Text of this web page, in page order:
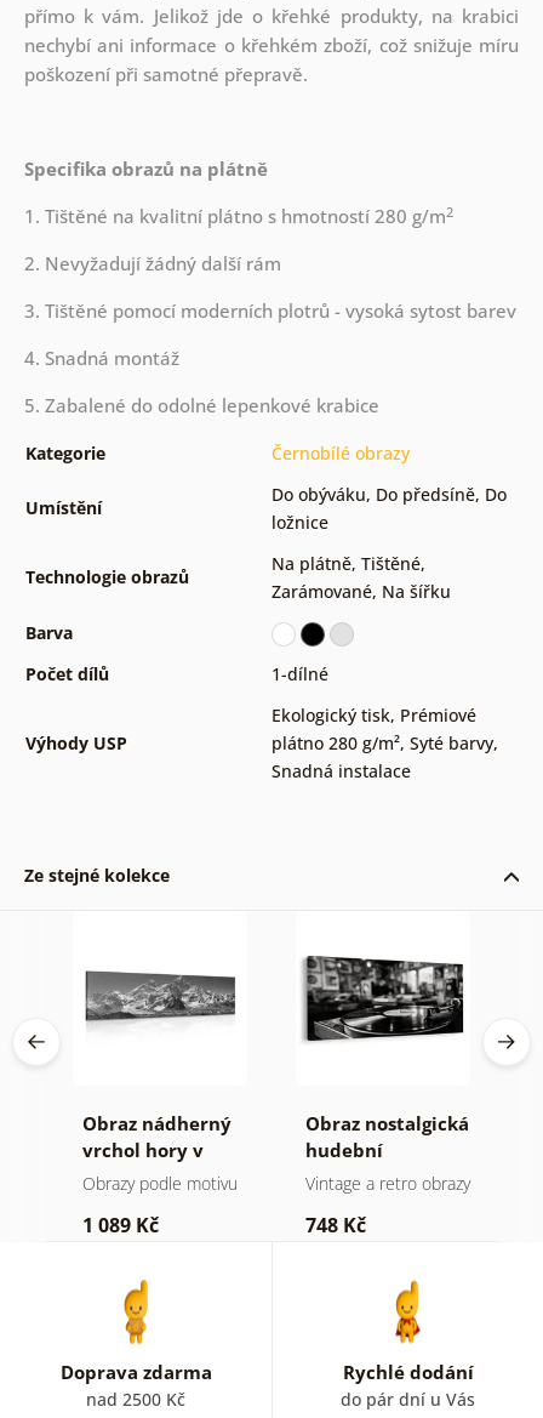
přímo k vám. Jelikož jde o křehké produkty, na krabici
nechybí ani informace o křehkém zboží, což snižuje míru
poškození při samotné přepravě.
Specifika obrazů na plátně
1. Tištěné na kvalitní plátno s hmotností 280 g/m2
2. Nevyžadují žádný další rám
3. Tištěné pomocí moderních plotrů - vysoká sytost barev
4. Snadná montáž
5. Zabalené do odolné lepenkové krabice
Kategorie Černobílé obrazy
Umístění
Do obýváku, Do předsíně, Do
ložnice
Technologie obrazů
Na plátně, Tištěné,
Zarámované, Na šířku
Barva
Počet dílů
1-dílné
Výhody USP
Ekologický tisk, Prémiové
plátno 280 g/m², Syté barvy,
Snadná instalace
Ze stejné kolekce
Obraz nádherný
vrchol hory v
černobílém
Obrazy podle motivu
1 089 Kč
Obraz nostalgická
hudební
atmosféra
Vintage a retro obrazy
748 Kč
Doprava zdarma
nad 2500 Kč
Rychlé dodání
do pár dní u Vás